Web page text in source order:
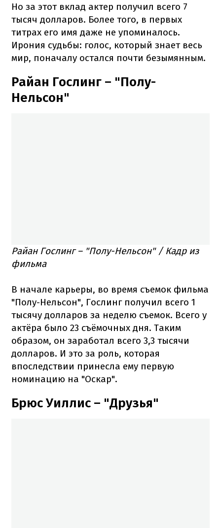
Но за этот вклад актер получил всего 7
тысяч долларов. Более того, в первых
титрах его имя даже не упоминалось.
Ирония судьбы: голос, который знает весь
мир, поначалу остался почти безымянным.
Райан Гослинг – "Полу-
Нельсон"
Райан Гослинг – "Полу-Нельсон" / Кадр из
фильма
В начале карьеры, во время съемок фильма
"Полу-Нельсон", Гослинг получил всего 1
тысячу долларов за неделю съемок. Всего у
актёра было 23 съёмочных дня. Таким
образом, он заработал всего 3,3 тысячи
долларов. И это за роль, которая
впоследствии принесла ему первую
номинацию на "Оскар".
Брюс Уиллис – "Друзья"